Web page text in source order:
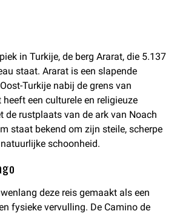
in Turkije, de berg Ararat, die 5.137
staat. Ararat is een slapende
Turkije nabij de grens van
heeft een culturele en religieuze
de rustplaats van de ark van Noach
staat bekend om zijn steile, scherpe
schoonheid.
deze reis gemaakt als een
fysieke vervulling. De Camino de